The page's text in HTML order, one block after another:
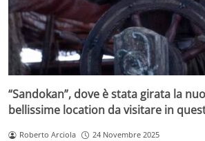
“Sandokan”, dove è stata girata la
bellissime location da visitare in
Roberto Arciola 24 Novembre 2025